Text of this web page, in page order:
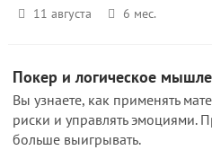
11 августа 6 мес.
Покер и логическое
Вы узнаете, как применять
риски и управлять эмоциями.
больше выигрывать.